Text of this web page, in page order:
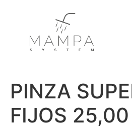
PINZA
FIJOS